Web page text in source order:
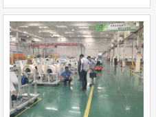
密封固化剂地坪
耐磨地坪
立即询问
查看详情